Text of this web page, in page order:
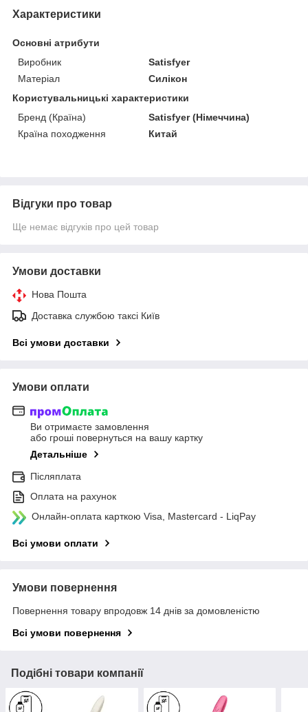
Характеристики
Основні атрибути
Виробник
Satisfyer
Матеріал
Силікон
Користувальницькі характеристики
Бренд (Країна)
Satisfyer (Німеччина)
Країна походження
Китай
Відгуки про товар
Ще немає відгуків про цей товар
Умови доставки
Нова Пошта
Доставка службою таксі Київ
Всі умови доставки
Умови оплати
Ви отримаєте замовлення
або гроші повернуться на вашу картку
Детальніше
Післяплата
Оплата на рахунок
Онлайн-оплата карткою Visa, Mastercard - LiqPay
Всі умови оплати
Умови повернення
Повернення товару впродовж 14 днів за домовленістю
Всі умови повернення
Подібні товари компанії